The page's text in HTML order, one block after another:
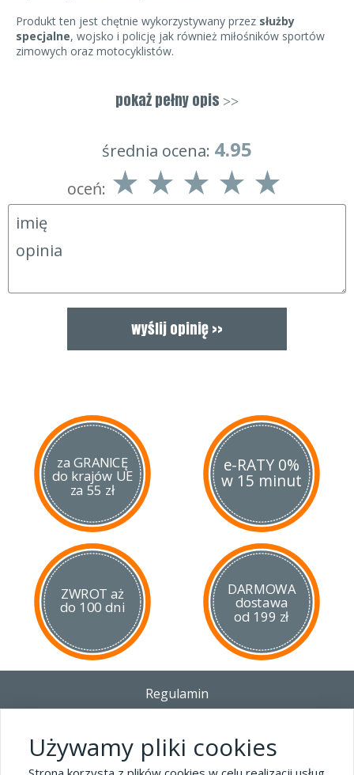
Produkt ten jest chętnie wykorzystywany przez służby
specjalne, wojsko i policję jak również miłośników sportów
zimowych oraz motocyklistów.
anatomiczny kształt
rozmiar uniwersalny
pokaż pełny opis >>
średnia ocena: 4.95
oceń:
za GRANICĘ
do krajów UE
za 55 zł
e-RATY 0%
w 15 minut
ZWROT aż
do 100 dni
DARMOWA
dostawa
od 199 zł
Regulamin
Polityka prywatności i pliki cookies
Blog
Używamy pliki cookies